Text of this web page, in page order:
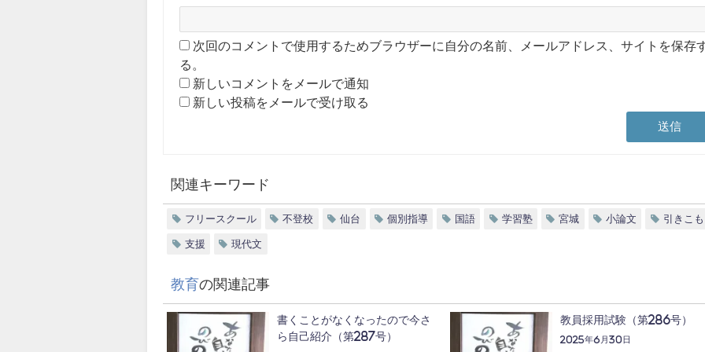
次回のコメントで使用するためブラウザーに自分の名前、メールアドレス、サイトを保存
る。
新しいコメントをメールで通知
新しい投稿をメールで受け取る
関連キーワード
フリースクール 不登校 仙台 個別指導 国語 学習塾 宮城 小論文 引きこ
支援 現代文
教育の関連記事
書くことがなくなったので今さ
ら自己紹介（第287号）
教員採用試験（第286号）
2025年6月30日